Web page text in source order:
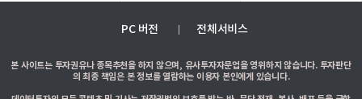
PC 버전 전체서비스
본 사이트는 투자권유나 종목추천을 하지 않으며, 유사투자자문업을 영위하지 않습니다. 투자판단
의 최종 책임은 본 정보를 열람하는 이용자 본인에게 있습니다.